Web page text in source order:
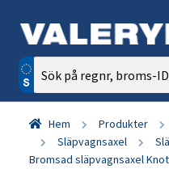
Sök
efter:
Hem Produkter
Släpvagnsaxel
Bromsad släpvagnsaxel